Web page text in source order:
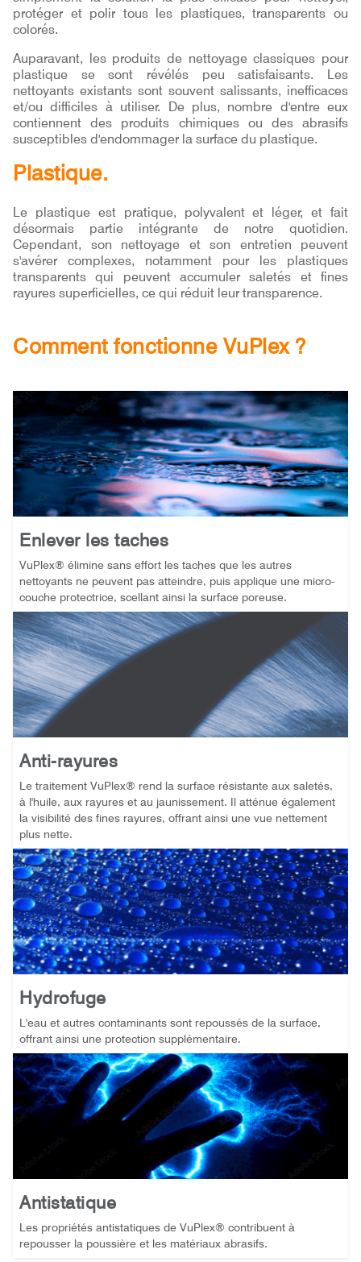
protéger et polir tous les plastiques, transparents ou
colorés.
Auparavant, les produits de nettoyage classiques pour
plastique se sont révélés peu satisfaisants. Les
nettoyants existants sont souvent salissants, inefficaces
et/ou difficiles à utiliser. De plus, nombre d'entre eux
contiennent des produits chimiques ou des abrasifs
susceptibles d'endommager la surface du plastique.
Plastique.
Le plastique est pratique, polyvalent et léger, et fait
désormais partie intégrante de notre quotidien.
Cependant, son nettoyage et son entretien peuvent
s'avérer complexes, notamment pour les plastiques
transparents qui peuvent accumuler saletés et fines
rayures superficielles, ce qui réduit leur transparence.
Comment fonctionne VuPlex ?
Enlever les taches
VuPlex® élimine sans effort les taches que les autres
nettoyants ne peuvent pas atteindre, puis applique une micro-
couche protectrice, scellant ainsi la surface poreuse.
Anti-rayures
Le traitement VuPlex® rend la surface résistante aux saletés,
à l'huile, aux rayures et au jaunissement. Il atténue également
la visibilité des fines rayures, offrant ainsi une vue nettement
plus nette.
Hydrofuge
L'eau et autres contaminants sont repoussés de la surface,
offrant ainsi une protection supplémentaire.
Antistatique
Les propriétés antistatiques de VuPlex® contribuent à
repousser la poussière et les matériaux abrasifs.